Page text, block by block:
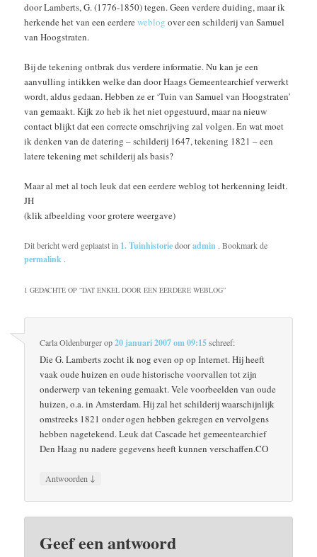
door Lamberts, G. (1776-1850) tegen. Geen verdere duiding, maar ik
herkende het van een eerdereweblog over een schilderij van Samuel
van Hoogstraten.
Bij de tekening ontbrak dus verdere informatie. Nu kan je een
aanvulling intikken welke dan door Haags Gemeentearchief verwerkt
wordt, aldus gedaan. Hebben ze er ‘Tuin van Samuel van Hoogstraten’
van gemaakt. Kijk zo heb ik het niet opgestuurd, maar na nieuw
contact blijkt dat een correcte omschrijving zal volgen. En wat moet
ik denken van de datering – schilderij 1647, tekening 1821 – een
latere tekening met schilderij als basis?
Maar al met al toch leuk dat een eerdere weblog tot herkenning leidt.
JH
(klik afbeelding voor grotere weergave)
Dit bericht werd geplaatst in 1. Tuinhistoriedooradmin . Bookmark de
permalink .
1 GEDACHTE OP “DAT ENKEL DOOR EEN EERDERE WEBLOG”
Carla Oldenburgerop20 januari 2007 om 09:15schreef:
Die G. Lamberts zocht ik nog even op op Internet. Hij heeft
vaak oude huizen en oude historische voorvallen tot zijn
onderwerp van tekening gemaakt. Vele voorbeelden van oude
huizen, o.a. in Amsterdam. Hij zal het schilderij waarschijnlijk
omstreeks 1821 onder ogen hebben gekregen en vervolgens
hebben nagetekend. Leuk dat Cascade het gemeentearchief
Den Haag nu nadere gegevens heeft kunnen verschaffen.CO
Antwoorden ↓
Geef een antwoord